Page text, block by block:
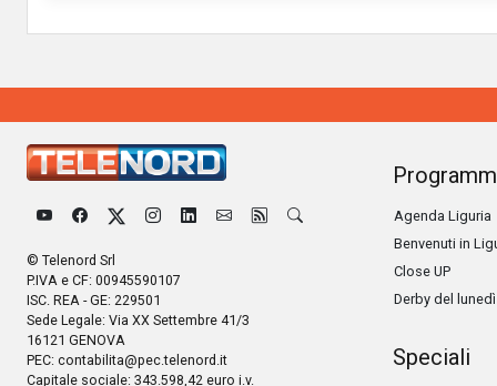
© Telenord Srl
P.IVA e CF: 00945590107
ISC. REA - GE: 229501
Sede Legale: Via XX Settembre 41/3
16121 GENOVA
PEC: contabilita@pec.telenord.it
Capitale sociale: 343.598,42 euro i.v.
Agenda Liguria
Benvenuti in
Close UP
Derby del lunedì
Speciali